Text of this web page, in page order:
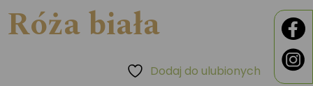
Róża biała
Dodaj do ulubionych